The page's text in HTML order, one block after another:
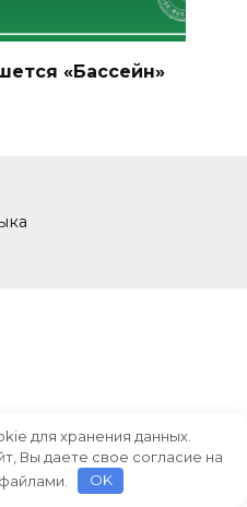
«Бассейн»
для хранения данных.
Вы даете свое согласие на
OK